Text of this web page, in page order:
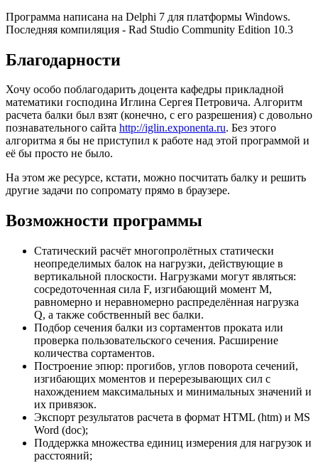
Программа написана на Delphi 7 для платформы Windows.
Последняя компиляция - Rad Studio Community Edition 10.3
Благодарности
Хочу особо поблагодарить доцента кафедры прикладной
математики господина Иглина Сергея Петровича. Алгоритм
расчета балки был взят (конечно, с его разрешения) с довольно
познавательного сайта http://iglin.exponenta.ru. Без этого
алгоритма я бы не приступил к работе над этой программой и
её бы просто не было.
На этом же ресурсе, кстати, можно посчитать балку и решить
другие задачи по сопромату прямо в браузере.
Возможности программы
Статический расчёт многопролётных статически
неопределимых балок на нагрузки, действующие в
вертикальной плоскости. Нагрузками могут являться:
сосредоточенная сила F, изгибающий момент M,
равномерно и неравномерно распределённая нагрузка
Q, а также собственный вес балки.
Подбор сечения балки из сортаментов проката или
проверка пользовательского сечения. Расширение
количества сортаментов.
Построение эпюр: прогибов, углов поворота сечений,
изгибающих моментов и перерезывающих сил с
нахождением максимальных и минимальных значений и
их привязок.
Экспорт результатов расчета в формат HTML (htm) и MS
Word (doc);
Поддержка множества единиц измерения для нагрузок и
расстояний;